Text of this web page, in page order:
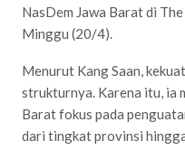
NasDem Jawa Barat di
Minggu (20/4).
Menurut Kang Saan,
strukturnya. Karena itu, ia
Barat fokus pada
dari tingkat provinsi